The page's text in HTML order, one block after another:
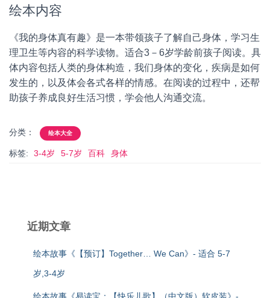
绘本内容
《我的身体真有趣》是一本带领孩子了解自己身体，学习生
理卫生等内容的科学读物。适合3－6岁学龄前孩子阅读。具
体内容包括人类的身体构造，我们身体的变化，疾病是如何
发生的，以及体会各式各样的情感。在阅读的过程中，还帮
助孩子养成良好生活习惯，学会他人沟通交流。
分类： 绘本大全
标签: 3-4岁 5-7岁 百科 身体
近期文章
绘本故事《【预订】Together… We Can》- 适合 5-7
岁,3-4岁